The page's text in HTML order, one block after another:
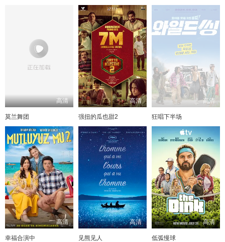
高清
莫兰舞团
高清
强扭的瓜也甜2
高清
狂唱下半场
高清
幸福合演中
高清
见熊见人
高清
低弧慢球